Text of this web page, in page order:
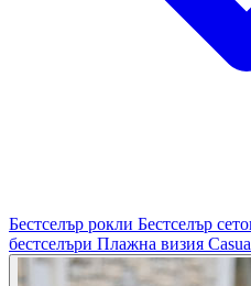
Бестселър рокли Бестселър
бестселъри Плажна визия